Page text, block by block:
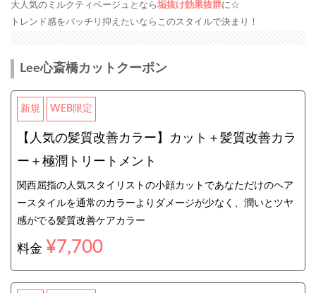
大人気のミルクティベージュとなら垢抜け効果抜群に☆
トレンド感をバッチリ抑えたいならこのスタイルで決まり！
Lee心斎橋カットクーポン
新規 WEB限定
【人気の髪質改善カラー】カット＋髪質改善カラ
ー＋極潤トリートメント
関西屈指の人気スタイリストの小顔カットであなただけのヘア
ースタイルを通常のカラーよりダメージが少なく、潤いとツヤ
感がでる髪質改善ケアカラー
料金 ¥7,700